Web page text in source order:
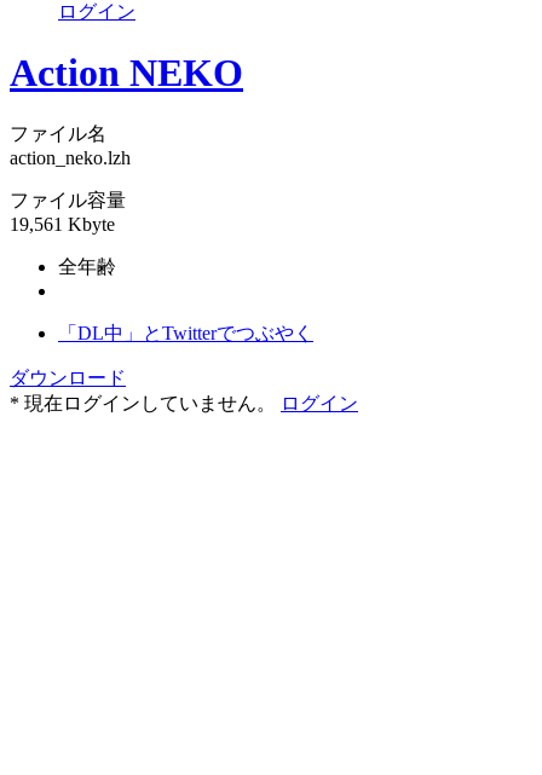
ログイン
Action NEKO
ファイル名
action_neko.lzh
ファイル容量
19,561 Kbyte
全年齢
「DL中」とTwitterでつぶやく
ダウンロード
* 現在ログインしていません。
ログイン